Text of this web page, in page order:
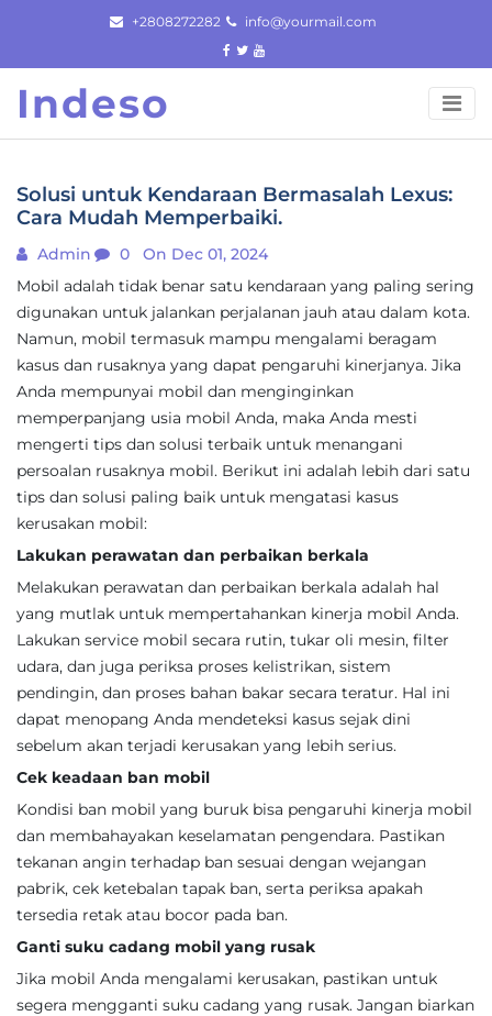
content
+2808272282 info@yourmail.com
Indeso
Solusi untuk Kendaraan Bermasalah Lexus:
Cara Mudah Memperbaiki.
Admin 0
On Dec 01, 2024
Mobil adalah tidak benar satu kendaraan yang paling sering
digunakan untuk jalankan perjalanan jauh atau dalam kota.
Namun, mobil termasuk mampu mengalami beragam
kasus dan rusaknya yang dapat pengaruhi kinerjanya. Jika
Anda mempunyai mobil dan menginginkan
memperpanjang usia mobil Anda, maka Anda mesti
mengerti tips dan solusi terbaik untuk menangani
persoalan rusaknya mobil. Berikut ini adalah lebih dari satu
tips dan solusi paling baik untuk mengatasi kasus
kerusakan mobil:
Lakukan perawatan dan perbaikan berkala
Melakukan perawatan dan perbaikan berkala adalah hal
yang mutlak untuk mempertahankan kinerja mobil Anda.
Lakukan service mobil secara rutin, tukar oli mesin, filter
udara, dan juga periksa proses kelistrikan, sistem
pendingin, dan proses bahan bakar secara teratur. Hal ini
dapat menopang Anda mendeteksi kasus sejak dini
sebelum akan terjadi kerusakan yang lebih serius.
Cek keadaan ban mobil
Kondisi ban mobil yang buruk bisa pengaruhi kinerja mobil
dan membahayakan keselamatan pengendara. Pastikan
tekanan angin terhadap ban sesuai dengan wejangan
pabrik, cek ketebalan tapak ban, serta periksa apakah
tersedia retak atau bocor pada ban.
Ganti suku cadang mobil yang rusak
Jika mobil Anda mengalami kerusakan, pastikan untuk
segera mengganti suku cadang yang rusak. Jangan biarkan